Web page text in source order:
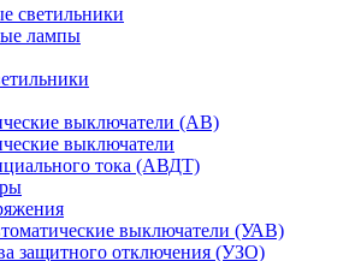
светильники
лампы
выключатели (АВ)
выключатели
тока (АВДТ)
выключатели (УАВ)
защитного отключения (УЗО)